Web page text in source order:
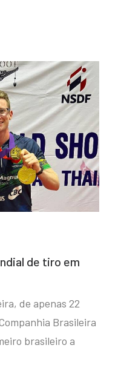
de tiro em
de apenas 22
Brasileira
brasileiro a